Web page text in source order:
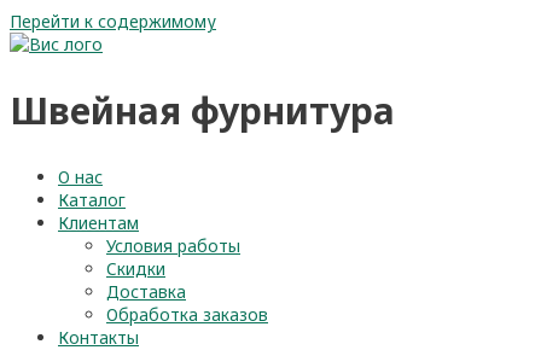
Перейти к содержимому
Швейная фурнитура
О нас
Каталог
Клиентам
Условия работы
Скидки
Доставка
Обработка заказов
Контакты